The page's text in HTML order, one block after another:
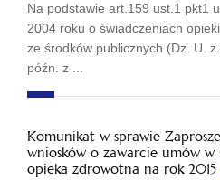
Na podstawie art.159 ust.1 pkt1
2004 roku o świadczeniach
ze środków publicznych (Dz. U.
późn. z ...
Komunikat w sprawie
wniosków o zawarcie umów
opieka zdrowotna na rok 2015